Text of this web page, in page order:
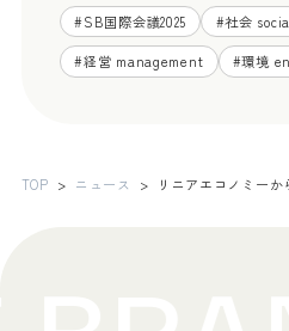
#SB国際会議2025 #社会
#経営 management #環境
TOP ニュース リニアエコノミー